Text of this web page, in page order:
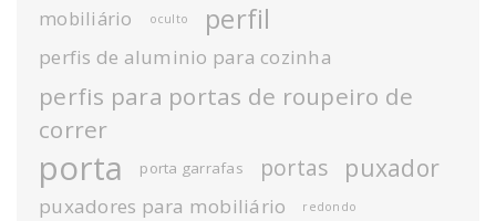
mobiliário oculto perfil
perfis de aluminio para cozinha
perfis para portas de roupeiro de
correr
porta porta garrafas portas puxador
puxadores para mobiliário redondo